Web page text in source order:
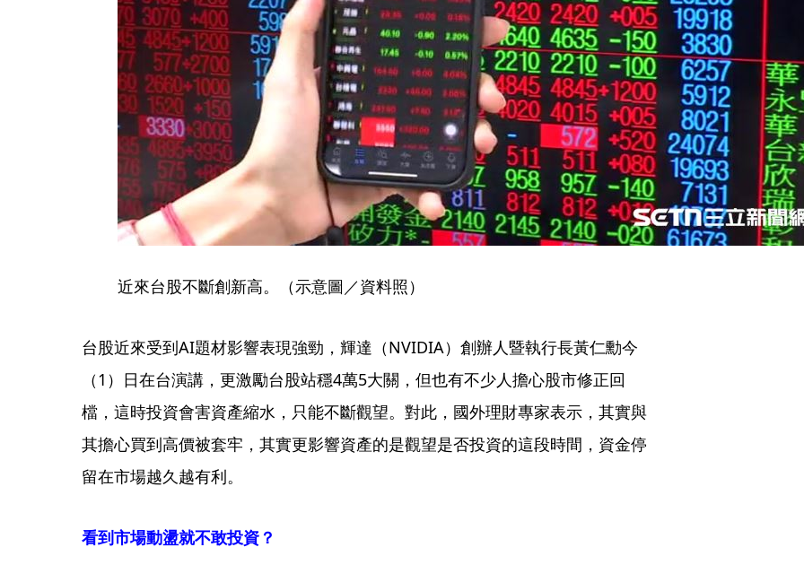
近來台股不斷創新高。（示意圖／資料照）
台股近來受到AI題材影響表現強勁，輝達（NVIDIA）創辦人暨執行長黃仁勳今
（1）日在台演講，更激勵台股站穩4萬5大關，但也有不少人擔心股市修正回
檔，這時投資會害資產縮水，只能不斷觀望。對此，國外理財專家表示，其實與
其擔心買到高價被套牢，其實更影響資產的是觀望是否投資的這段時間，資金停
留在市場越久越有利。
看到市場動盪就不敢投資？